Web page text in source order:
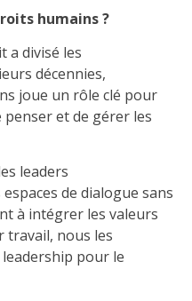
humains ?
a divisé les
décennies,
joue un rôle clé pour
et de gérer les
leaders
de dialogue sans
à intégrer les valeurs
travail, nous les
pour le